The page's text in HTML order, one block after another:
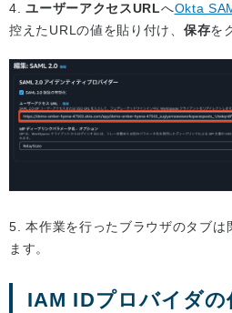
4.ユーザーアクセスURLへOkta
控えたURLの値を貼り付け、 保存を
5. 本作業を行ったブラウザのタブは
ます。
IAM IDプロバイダの